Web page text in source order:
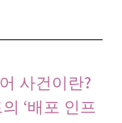
사건이란?
‘배포 인프